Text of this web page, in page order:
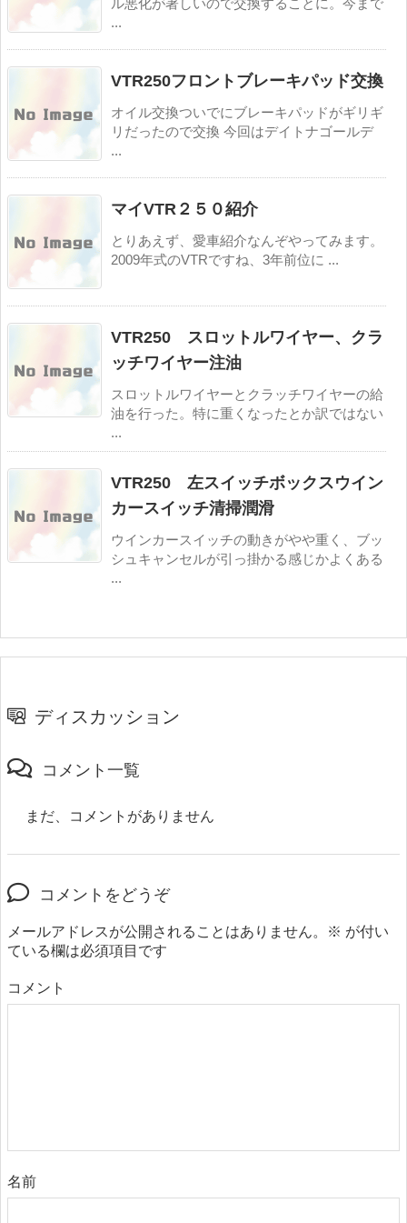
ル悪化が著しいので交換することに。今まで
...
VTR250フロントブレーキパッド交換
オイル交換ついでにブレーキパッドがギリギ
リだったので交換 今回はデイトナゴールデ
...
マイVTR２５０紹介
とりあえず、愛車紹介なんぞやってみます。
2009年式のVTRですね、3年前位に ...
VTR250 スロットルワイヤー、クラ
ッチワイヤー注油
スロットルワイヤーとクラッチワイヤーの給
油を行った。特に重くなったとか訳ではない
...
VTR250 左スイッチボックスウイン
カースイッチ清掃潤滑
ウインカースイッチの動きがやや重く、ブッ
シュキャンセルが引っ掛かる感じかよくある
...
ディスカッション
コメント一覧
まだ、コメントがありません
コメントをどうぞ
メールアドレスが公開されることはありません。 ※ が付い
ている欄は必須項目です
コメント
名前